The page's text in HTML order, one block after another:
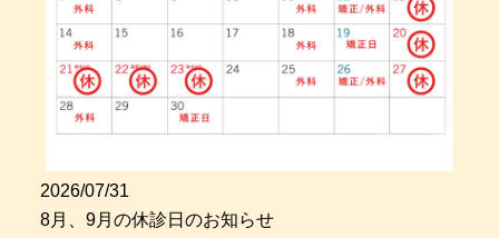
2026/07/31
8月、9月の休診日のお知らせ